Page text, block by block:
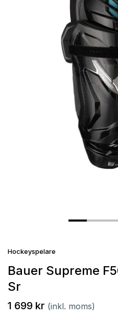
Hockeyspelare
Bauer Supreme
Sr
1 699 kr (inkl. moms)